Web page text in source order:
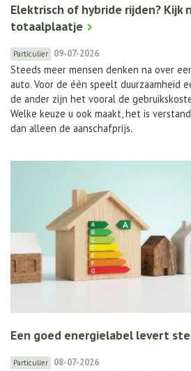
Elektrisch of hybride rijden? Kijk
totaalplaatje
Particulier 09-07-2026
Steeds meer mensen denken na over
auto. Voor de één speelt duurzaamheid
de ander zijn het vooral de
Welke keuze u ook maakt, het is
dan alleen de aanschafprijs.
Een goed energielabel levert
Particulier 08-07-2026